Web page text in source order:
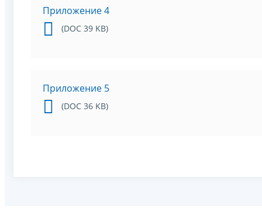
Приложение 4
(DOC 39 KB)
Приложение 5
(DOC 36 KB)